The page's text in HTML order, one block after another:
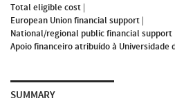
Total eligible cost |
European Union financial support |
National/regional public financial support
Apoio financeiro atribuído à Universidade
SUMMARY